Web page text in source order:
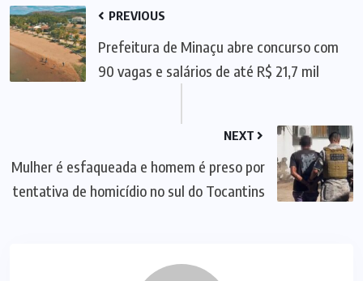
PREVIOUS
Prefeitura de Minaçu abre concurso com
90 vagas e salários de até R$ 21,7 mil
NEXT
Mulher é esfaqueada e homem é preso por
tentativa de homicídio no sul do Tocantins